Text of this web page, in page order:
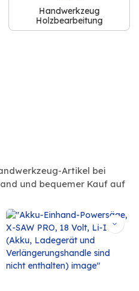
Handwerkzeug
Holzbearbeitung
Artikel bei
und bequemer Kauf auf